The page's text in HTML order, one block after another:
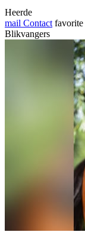
Heerde
mail Contact favorite
Blikvangers